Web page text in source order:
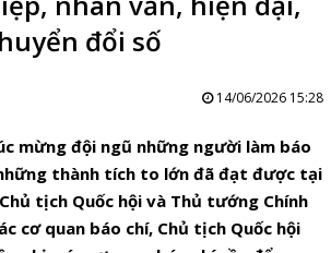
đổi số
14/06/2026 15:28
mừng đội ngũ những người làm báo
thành tích to lớn đã đạt được tại
tịch Quốc hội và Thủ tướng Chính
cơ quan báo chí, Chủ tịch Quốc hội